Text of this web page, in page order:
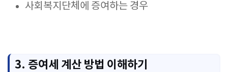
사회복지단체에 증여하는 경우
3. 증여세 계산 방법 이해하기